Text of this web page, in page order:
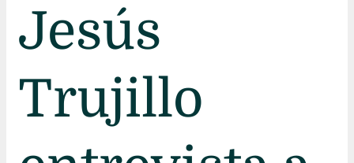
Jesús
Trujillo